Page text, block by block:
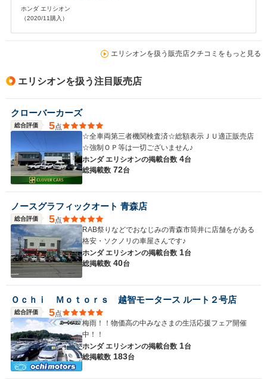
ホンダ エリシオン
（2020/11購入）
エリシオンを扱う販売店クチコミをもっと見る
エリシオンを扱う注目販売店
クローバーカーズ
総合評価 5点
☆全車両第三者機関検査済☆総額表示ＪＵ適正販売店
☆強制ＯＰ等は一切ございません♪
ホンダ エリシオンの掲載台数 4台
総掲載数 72台
ノースグラフィックオート 青森店
総合評価 5点
RAB祭りなどでおなじみの青森市筒井に店舗をがある
格安・ソクノリの車屋さんです♪
ホンダ エリシオンの掲載台数 1台
総掲載数 40台
Ｏｃｈｉ Ｍｏｔｏｒｓ 越智モータース ルート２号店
総合評価 5点
梅雨！！物価高の中みなさまの生活応援フェア開催
中！！
ホンダ エリシオンの掲載台数 1台
総掲載数 183台